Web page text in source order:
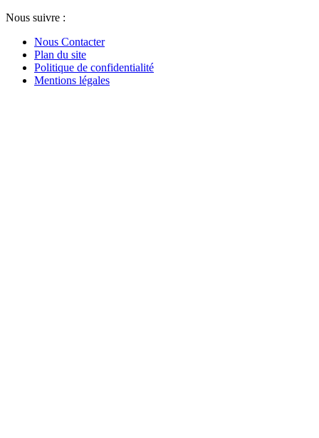
Nous suivre :
Nous Contacter
Plan du site
Politique de confidentialité
Mentions légales